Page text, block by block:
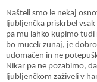
Našteli smo le nekaj
ljubljenčka priskrbel
pa mu lahko kupimo tudi
bo mucek zunaj, je
udomačen in ne
Nikar pa ne pozabimo,
ljubljenčkom zaživeli v